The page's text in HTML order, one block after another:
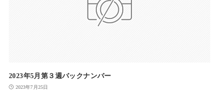
2023年5月第３週バックナンバー
2023年7月25日